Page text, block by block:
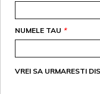
*
NUMELE TAU
VREI SA URMARESTI